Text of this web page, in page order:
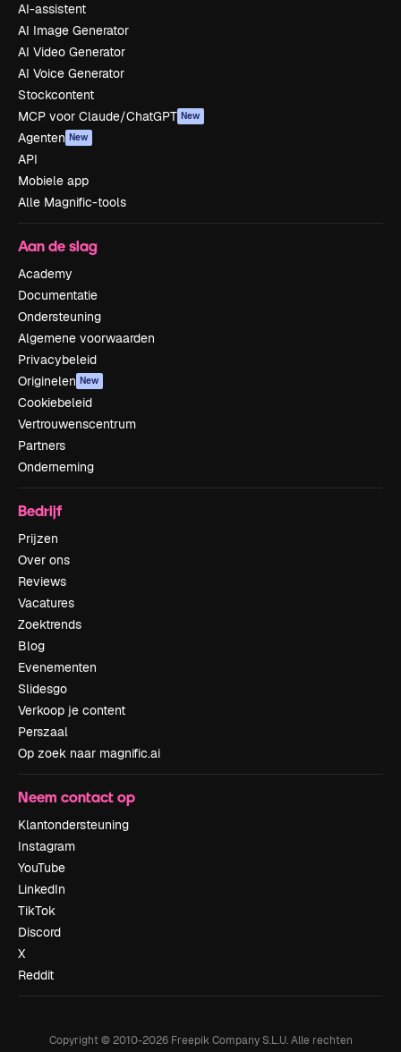
AI-assistent
AI Image Generator
AI Video Generator
AI Voice Generator
Stockcontent
MCP voor Claude/ChatGPT New
Agenten New
API
Mobiele app
Alle Magnific-tools
Aan de slag
Academy
Documentatie
Ondersteuning
Algemene voorwaarden
Privacybeleid
Originelen New
Cookiebeleid
Vertrouwenscentrum
Partners
Onderneming
Bedrijf
Prijzen
Over ons
Reviews
Vacatures
Zoektrends
Blog
Evenementen
Slidesgo
Verkoop je content
Perszaal
Op zoek naar magnific.ai
Neem contact op
Klantondersteuning
Instagram
YouTube
LinkedIn
TikTok
Discord
X
Reddit
Copyright © 2010-2026Freepik Company S.L.U. Alle rechten